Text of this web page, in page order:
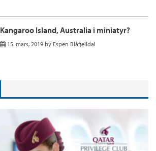
Kangaroo Island, Australia i miniatyr?
15. mars, 2019 by Espen Blåfjelldal